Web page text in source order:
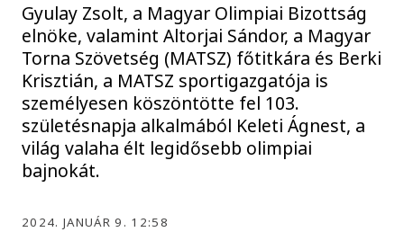
Gyulay Zsolt, a Magyar Olimpiai Bizottság
elnöke, valamint Altorjai Sándor, a Magyar
Torna Szövetség (MATSZ) főtitkára és Berki
Krisztián, a MATSZ sportigazgatója is
személyesen köszöntötte fel 103.
születésnapja alkalmából Keleti Ágnest, a
világ valaha élt legidősebb olimpiai
bajnokát.
2024. JANUÁR 9. 12:58